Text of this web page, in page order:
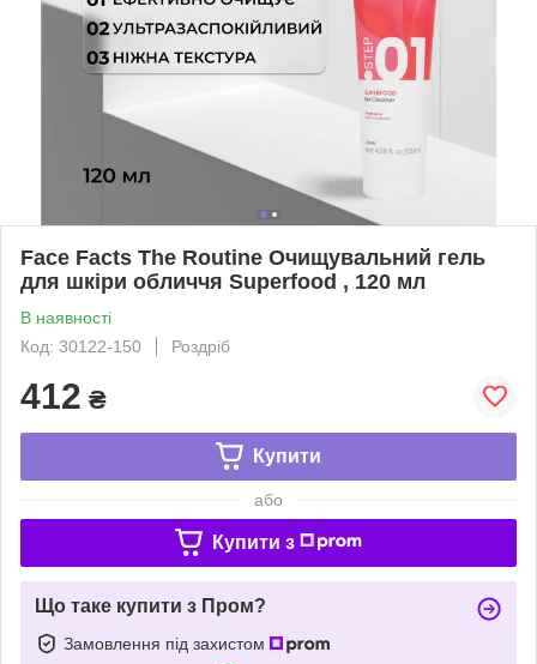
Face Facts The Routine Очищувальний гель
для шкіри обличчя Superfood , 120 мл
В наявності
Код: 30122-150
Роздріб
412 ₴
Купити
або
Купити з
Що таке купити з Пром?
Замовлення під захистом